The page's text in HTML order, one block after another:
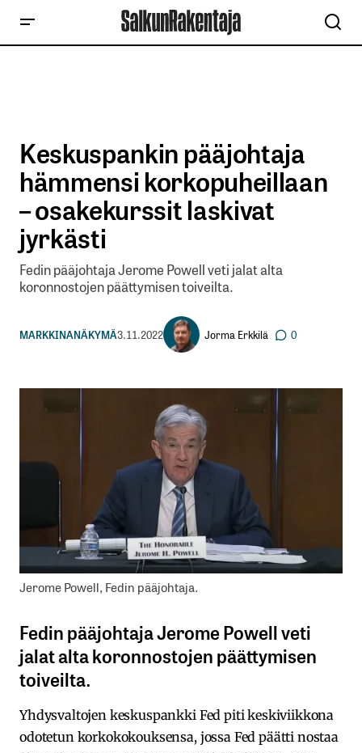
Keskuspankin pääjohtaja
hämmensi korkopuheillaan
– osakekurssit laskivat
jyrkästi
Fedin pääjohtaja Jerome Powell veti jalat alta
koronnostojen päättymisen toiveilta.
MARKKINANÄKYMÄ3.11.2022 Jorma Erkkilä 0
Jerome Powell, Fedin pääjohtaja.
Fedin pääjohtaja Jerome Powell veti
jalat alta koronnostojen päättymisen
toiveilta.
Yhdysvaltojen keskuspankki Fed piti keskiviikkona
odotetun korkokokouksensa, jossa Fed päätti nostaa